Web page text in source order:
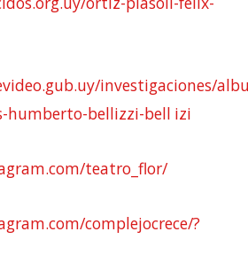
investigaciones/
humberto-bellizzi-bell izi
teatro_flor/
complejocrece/?